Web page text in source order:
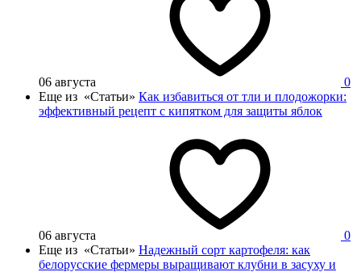
06 августа
0
Еще из «Статьи» Как избавиться от тли и плодожорки:
эффективный рецепт с кипятком для защиты яблок
06 августа
0
Еще из «Статьи» Надежный сорт картофеля: как
белорусские фермеры выращивают клубни в засуху и